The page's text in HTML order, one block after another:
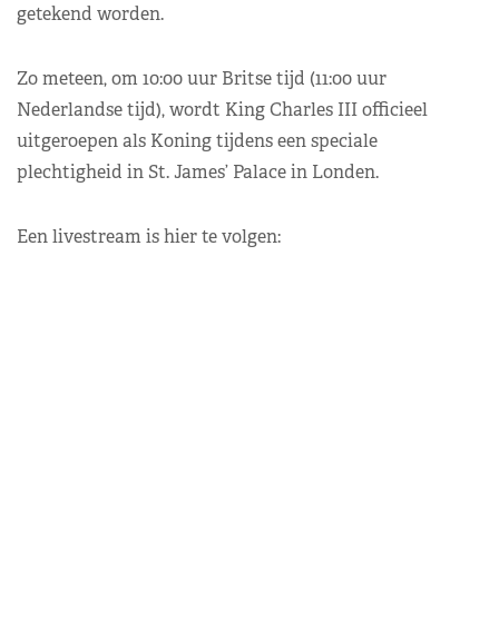
getekend worden.
Zo meteen, om 10:00 uur Britse tijd (11:00 uur
Nederlandse tijd), wordt King Charles III officieel
uitgeroepen als Koning tijdens een speciale
plechtigheid in St. James’ Palace in Londen.
Een livestream is hier te volgen: